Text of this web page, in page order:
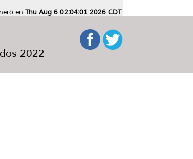
en Thu Aug 6 02:04:01 2026 CDT.
2022-